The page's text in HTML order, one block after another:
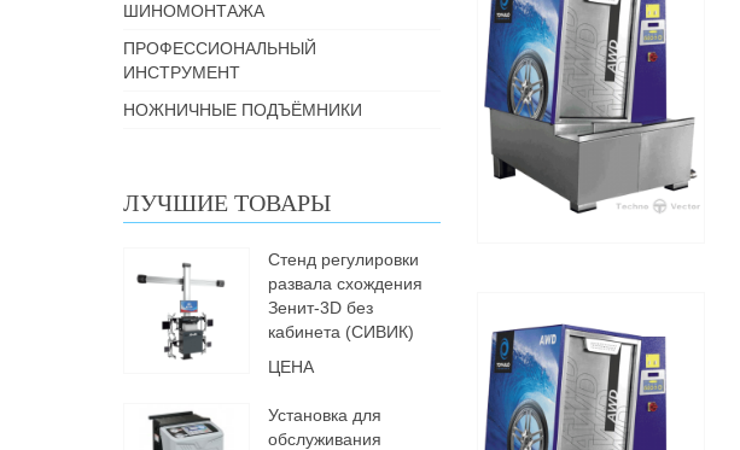
ШИНОМОНТАЖА
ПРОФЕССИОНАЛЬНЫЙ
ИНСТРУМЕНТ
НОЖНИЧНЫЕ ПОДЪЁМНИКИ
ЛУЧШИЕ ТОВАРЫ
Стенд регулировки
развала схождения
Зенит-3D без
кабинета (СИВИК)
ЦЕНА
Установка для
обслуживания